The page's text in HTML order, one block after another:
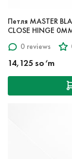
Петля MASTER
CLOSE HINGE
0 reviews
14,125 so‘m